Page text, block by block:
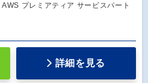
プレミアティア サービスパート
詳細を見る